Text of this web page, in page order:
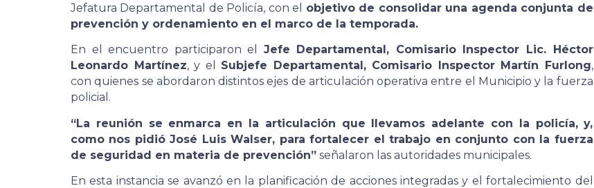
Jefatura Departamental de Policía, con el objetivo de consolidar una agenda conjunta de
prevención y ordenamiento en el marco de la temporada.
En el encuentro participaron el Jefe Departamental, Comisario Inspector Lic. Héctor
Leonardo Martínez, y el Subjefe Departamental, Comisario Inspector Martín Furlong,
con quienes se abordaron distintos ejes de articulación operativa entre el Municipio y la fuerza
policial.
“La reunión se enmarca en la articulación que llevamos adelante con la policía, y,
como nos pidió José Luis Walser, para fortalecer el trabajo en conjunto con la fuerza
de seguridad en materia de prevención” señalaron las autoridades municipales.
En esta instancia se avanzó en la planificación de acciones integradas y el fortalecimiento del